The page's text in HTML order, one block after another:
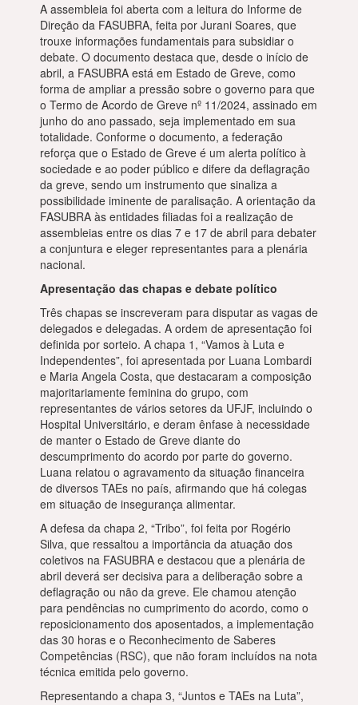
A assembleia foi aberta com a leitura do Informe de
Direção da FASUBRA, feita por Jurani Soares, que
trouxe informações fundamentais para subsidiar o
debate. O documento destaca que, desde o início de
abril, a FASUBRA está em Estado de Greve, como
forma de ampliar a pressão sobre o governo para que
o Termo de Acordo de Greve nº 11/2024, assinado em
junho do ano passado, seja implementado em sua
totalidade. Conforme o documento, a federação
reforça que o Estado de Greve é um alerta político à
sociedade e ao poder público e difere da deflagração
da greve, sendo um instrumento que sinaliza a
possibilidade iminente de paralisação. A orientação da
FASUBRA às entidades filiadas foi a realização de
assembleias entre os dias 7 e 17 de abril para debater
a conjuntura e eleger representantes para a plenária
nacional.
Apresentação das chapas e debate político
Três chapas se inscreveram para disputar as vagas de
delegados e delegadas. A ordem de apresentação foi
definida por sorteio. A chapa 1, “Vamos à Luta e
Independentes”, foi apresentada por Luana Lombardi
e Maria Angela Costa, que destacaram a composição
majoritariamente feminina do grupo, com
representantes de vários setores da UFJF, incluindo o
Hospital Universitário, e deram ênfase à necessidade
de manter o Estado de Greve diante do
descumprimento do acordo por parte do governo.
Luana relatou o agravamento da situação financeira
de diversos TAEs no país, afirmando que há colegas
em situação de insegurança alimentar.
A defesa da chapa 2, “Tribo”, foi feita por Rogério
Silva, que ressaltou a importância da atuação dos
coletivos na FASUBRA e destacou que a plenária de
abril deverá ser decisiva para a deliberação sobre a
deflagração ou não da greve. Ele chamou atenção
para pendências no cumprimento do acordo, como o
reposicionamento dos aposentados, a implementação
das 30 horas e o Reconhecimento de Saberes
Competências (RSC), que não foram incluídos na nota
técnica emitida pelo governo.
Representando a chapa 3, “Juntos e TAEs na Luta”,